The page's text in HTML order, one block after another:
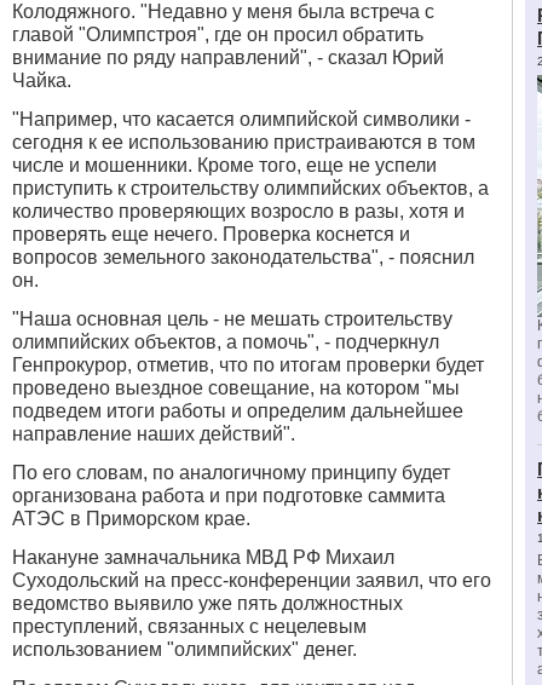
Колодяжного. "Недавно у меня была встреча с
главой "Олимпстроя", где он просил обратить
внимание по ряду направлений", - сказал Юрий
Чайка.
"Например, что касается олимпийской символики -
сегодня к ее использованию пристраиваются в том
числе и мошенники. Кроме того, еще не успели
приступить к строительству олимпийских объектов, а
количество проверяющих возросло в разы, хотя и
проверять еще нечего. Проверка коснется и
вопросов земельного законодательства", - пояснил
он.
"Наша основная цель - не мешать строительству
олимпийских объектов, а помочь", - подчеркнул
Генпрокурор, отметив, что по итогам проверки будет
проведено выездное совещание, на котором "мы
подведем итоги работы и определим дальнейшее
направление наших действий".
По его словам, по аналогичному принципу будет
организована работа и при подготовке саммита
АТЭС в Приморском крае.
Накануне замначальника МВД РФ Михаил
Суходольский на пресс-конференции заявил, что его
ведомство выявило уже пять должностных
преступлений, связанных с нецелевым
использованием "олимпийских" денег.